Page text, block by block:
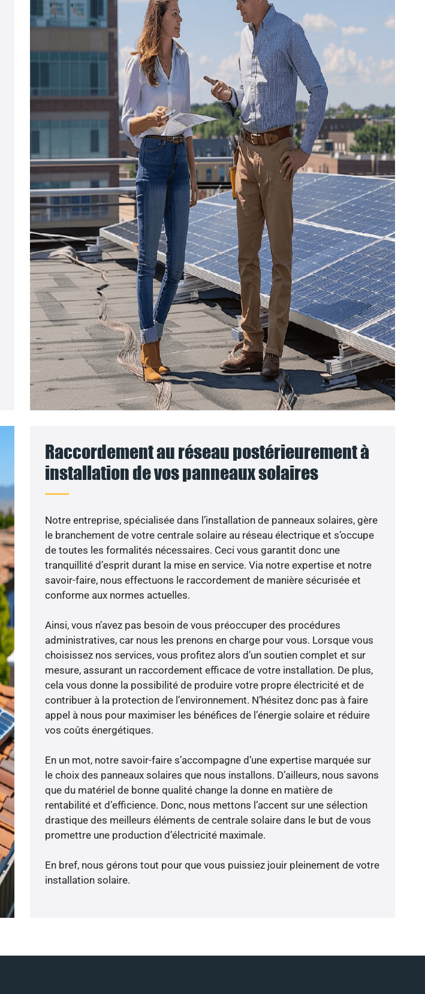
Raccordement au réseau postérieurement à
installation de vos panneaux solaires
Notre entreprise, spécialisée dans l’installation de panneaux solaires, gère
le branchement de votre centrale solaire au réseau électrique et s’occupe
de toutes les formalités nécessaires. Ceci vous garantit donc une
tranquillité d’esprit durant la mise en service. Via notre expertise et notre
savoir-faire, nous effectuons le raccordement de manière sécurisée et
conforme aux normes actuelles.
Ainsi, vous n’avez pas besoin de vous préoccuper des procédures
administratives, car nous les prenons en charge pour vous. Lorsque vous
choisissez nos services, vous profitez alors d’un soutien complet et sur
mesure, assurant un raccordement efficace de votre installation. De plus,
cela vous donne la possibilité de produire votre propre électricité et de
contribuer à la protection de l’environnement. N’hésitez donc pas à faire
appel à nous pour maximiser les bénéfices de l’énergie solaire et réduire
vos coûts énergétiques.
En un mot, notre savoir-faire s’accompagne d’une expertise marquée sur
le choix des panneaux solaires que nous installons. D’ailleurs, nous savons
que du matériel de bonne qualité change la donne en matière de
rentabilité et d’efficience. Donc, nous mettons l’accent sur une sélection
drastique des meilleurs éléments de centrale solaire dans le but de vous
promettre une production d’électricité maximale.
En bref, nous gérons tout pour que vous puissiez jouir pleinement de votre
installation solaire.